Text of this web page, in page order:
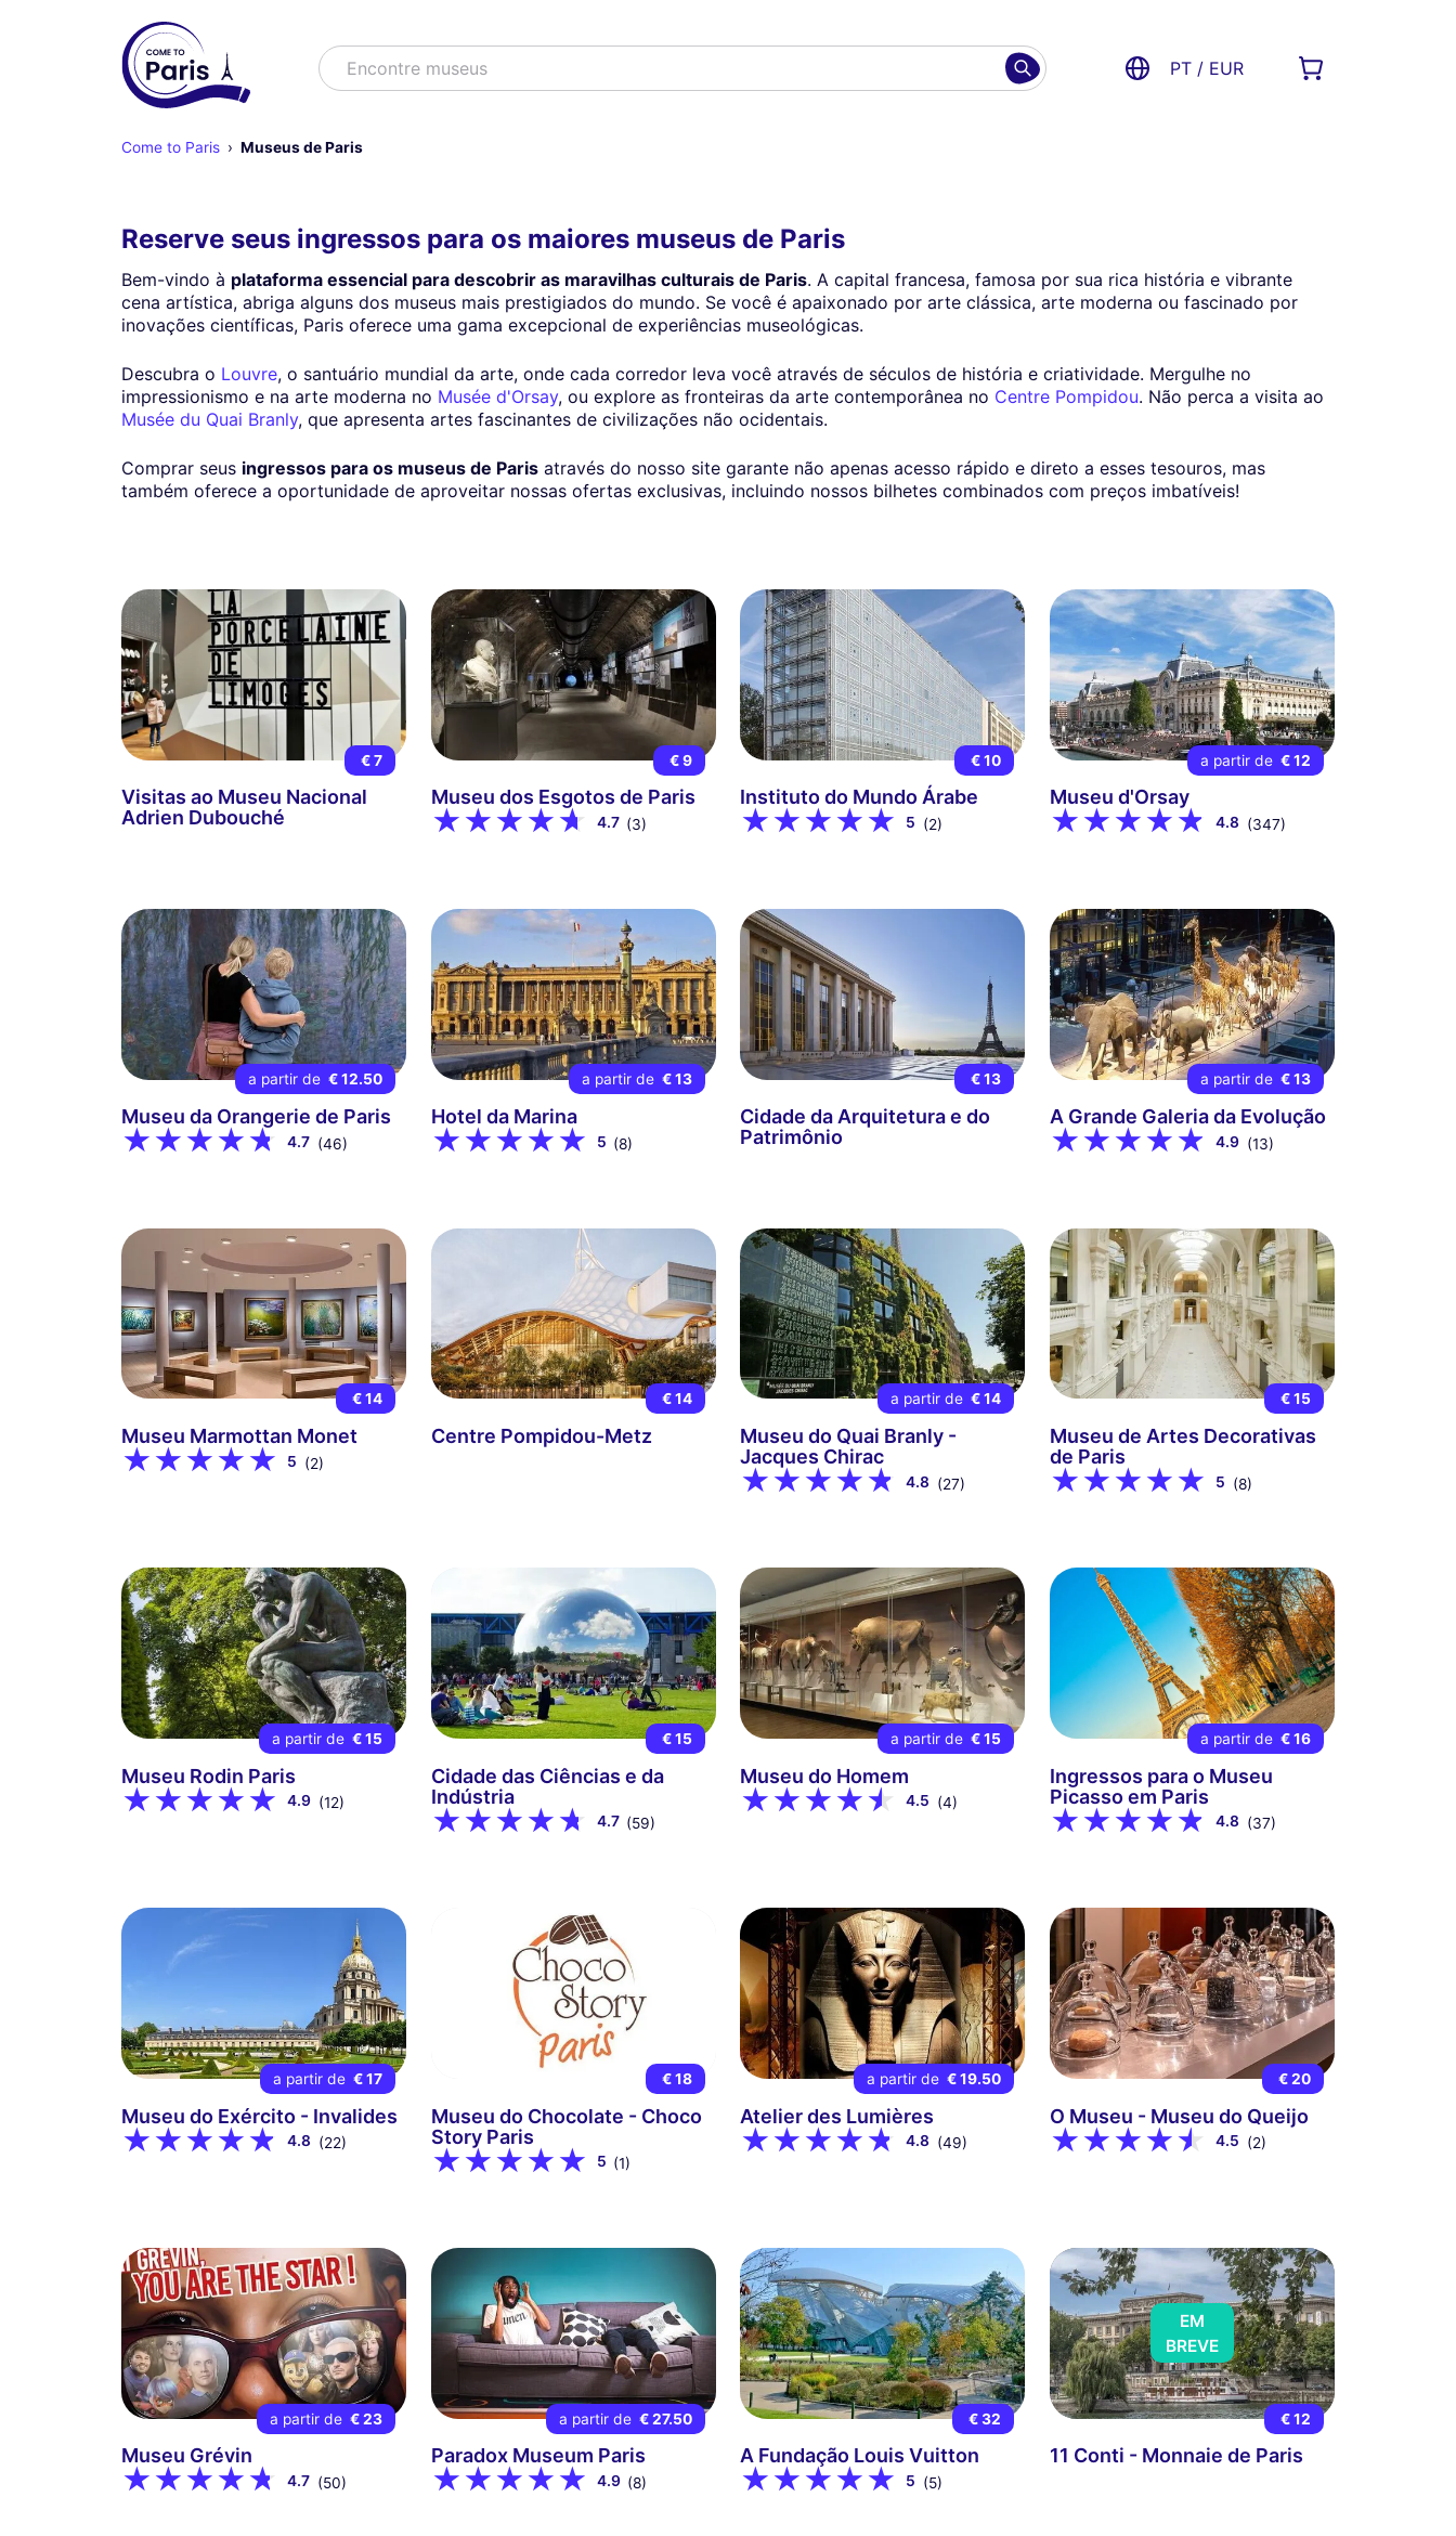
BuscarEncontre esp PT / EUR
Come to Paris Museus de Paris
Reserve seus ingressos para os maiores museus de Paris
Bem-vindo à plataforma essencial para descobrir as maravilhas culturais de Paris. A capital francesa, famosa por sua rica história e vibrante
cena artística, abriga alguns dos museus mais prestigiados do mundo. Se você é apaixonado por arte clássica, arte moderna ou fascinado por
inovações científicas, Paris oferece uma gama excepcional de experiências museológicas.
Descubra o Louvre, o santuário mundial da arte, onde cada corredor leva você através de séculos de história e criatividade. Mergulhe no
impressionismo e na arte moderna no Musée d'Orsay, ou explore as fronteiras da arte contemporânea no Centre Pompidou. Não perca a visita ao
Musée du Quai Branly, que apresenta artes fascinantes de civilizações não ocidentais.
Comprar seus ingressos para os museus de Paris através do nosso site garante não apenas acesso rápido e direto a esses tesouros, mas
também oferece a oportunidade de aproveitar nossas ofertas exclusivas, incluindo nossos bilhetes combinados com preços imbatíveis!
€ 7
Visitas ao Museu Nacional
Adrien Dubouché
€ 9
Museu dos Esgotos de Paris
4.7 (3)
€ 10
Instituto do Mundo Árabe
5 (2)
a partir de € 12
Museu d'Orsay
4.8 (347)
a partir de € 12.50
Museu da Orangerie de Paris
4.7 (46)
a partir de € 13
Hotel da Marina
5 (8)
€ 13
Cidade da Arquitetura e do
Patrimônio
a partir de € 13
A Grande Galeria da Evolução
4.9 (13)
€ 14
Museu Marmottan Monet
5 (2)
€ 14
Centre Pompidou-Metz
a partir de € 14
Museu do Quai Branly -
Jacques Chirac
4.8 (27)
€ 15
Museu de Artes Decorativas
de Paris
5 (8)
a partir de € 15
Museu Rodin Paris
4.9 (12)
€ 15
Cidade das Ciências e da
Indústria
4.7 (59)
a partir de € 15
Museu do Homem
4.5 (4)
a partir de € 16
Ingressos para o Museu
Picasso em Paris
4.8 (37)
a partir de € 17
Museu do Exército - Invalides
4.8 (22)
€ 18
Museu do Chocolate - Choco
Story Paris
5 (1)
a partir de € 19.50
Atelier des Lumières
4.8 (49)
€ 20
O Museu - Museu do Queijo
4.5 (2)
a partir de € 23
Museu Grévin
4.7 (50)
a partir de € 27.50
Paradox Museum Paris
4.9 (8)
€ 32
A Fundação Louis Vuitton
5 (5)
EM
BREVE
€ 12
11 Conti - Monnaie de Paris